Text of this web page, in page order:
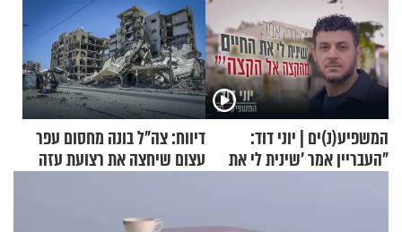
המשפיע(נ)ים | יוני דוד:
"העבריין אמר 'שינית לי את
דיווח: צה"ל בונה מחסום עפר
עצום שיחצה את רצועת עזה